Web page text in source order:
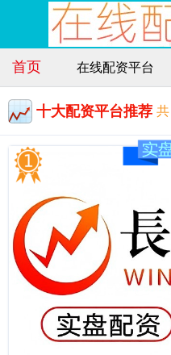
首页 在线配资平台
十大配资平台推荐 共